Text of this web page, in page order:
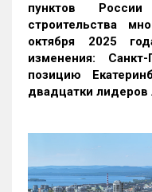
пунктов
строительства
октября 2025
изменения:
позицию
двадцатки лидеров